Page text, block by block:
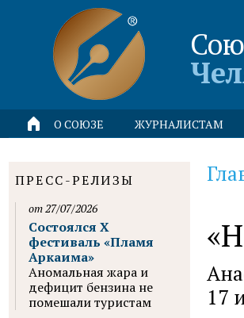
О СОЮЗЕ ЖУРНАЛИСТАМ
17
ПРЕСС-РЕЛИЗЫ
от 27/07/2026
Состоялся X
фестиваль «Пламя
Аркаима»
Аномальная жара и
дефицит бензина не
помешали туристам